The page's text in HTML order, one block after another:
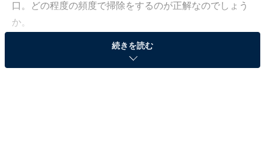
口。どの程度の頻度で掃除をするのが正解なのでしょう
か。
「All About」ガイドで、企業の製品開発のお手伝いやPR
続きを読む